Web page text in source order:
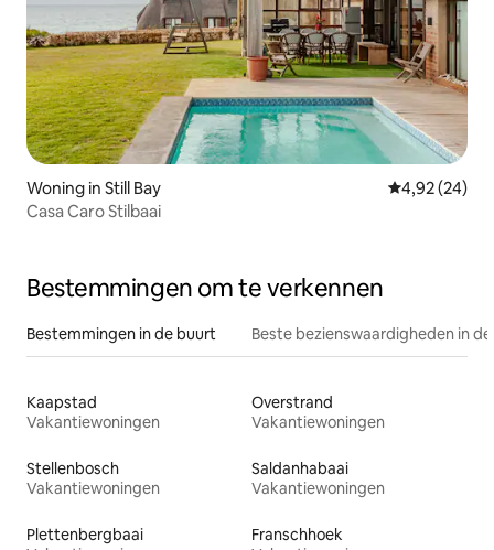
Woning in Still Bay Gemiddelde
4,92 (24)
Casa Caro Stilbaai
Bestemmingen om te verkennen
Bestemmingen in de buurt Beste bezienswaardigheden in
Kaapstad
Vakantiewoningen
Overstrand
Vakantiewoningen
Stellenbosch
Vakantiewoningen
Saldanhabaai
Vakantiewoningen
Plettenbergbaai
Franschhoek